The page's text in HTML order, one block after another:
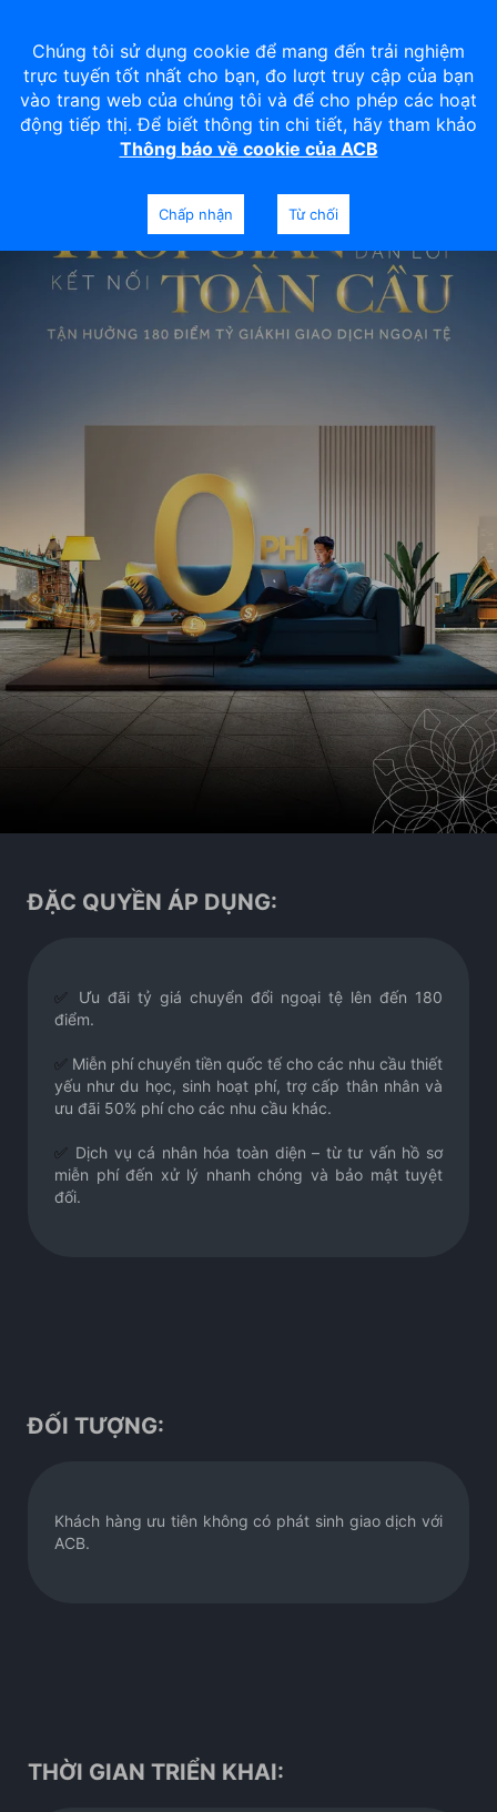
ĐẶC QUYỀN ÁP DỤNG:
✅
Ưu đãi tỷ giá chuyển đổi ngoại tệ lên đến 180
điểm.
✅ Miễn phí chuyển tiền quốc tế cho các nhu cầu thiết
yếu như du học, sinh hoạt phí, trợ cấp thân nhân và
ưu đãi 50% phí cho các nhu cầu khác.
✅ Dịch vụ cá nhân hóa toàn diện – từ tư vấn hồ sơ
miễn phí đến xử lý nhanh chóng và bảo mật tuyệt
đối.
ĐỐI TƯỢNG:
Khách hàng ưu tiên không có phát sinh giao dịch với
ACB.
THỜI GIAN TRIỂN KHAI:
Chúng tôi sử dụng cookie để mang đến trải nghiệm
trực tuyến tốt nhất cho bạn, đo lượt truy cập của bạn
vào trang web của chúng tôi và để cho phép các hoạt
động tiếp thị. Để biết thông tin chi tiết, hãy tham khảo
Thông báo về cookie của ACB
Chấp nhận Từ chối